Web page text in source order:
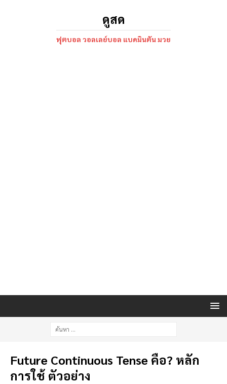
ดูสด
ฟุตบอล วอลเลย์บอล แบดมินตัน มวย
Future Continuous Tense คือ? หลัก
การใช้ ตัวอย่าง